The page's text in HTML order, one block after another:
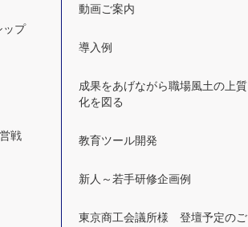
ップ
戦
動画ご案内
導入例
成果をあげながら職場風土の上質
化を図る
教育ツール開発
新人～若手研修企画例
東京商工会議所様 登壇予定のご